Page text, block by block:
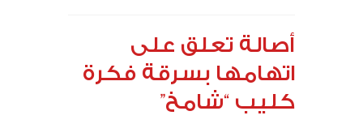
أصالة تعلق على
اتهامها بسرقة فكرة
كليب “شامخ”